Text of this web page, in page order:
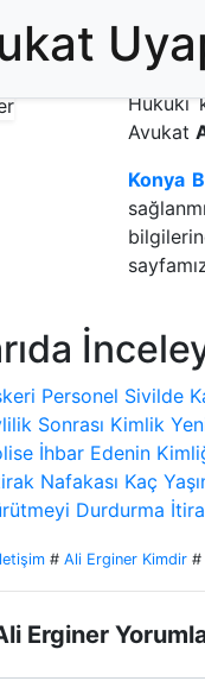
Hukuki
Avukat
Konya
Personel Sivilde
Sonrası Kimlik
İhbar Edenin
Nafakası Kaç
Durdurma
# Ali Erginer Kimdir #
Erginer